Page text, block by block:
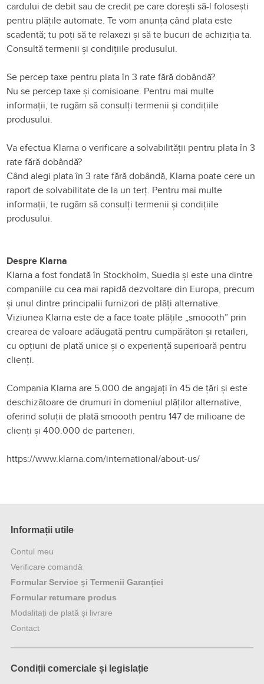
cardului de debit sau de credit pe care dorești să-l folosești
pentru plățile automate. Te vom anunța când plata este
scadentă; tu poți să te relaxezi și să te bucuri de achiziția ta.
Consultătermenii și condițiile produsului.
Se percep taxe pentru plata în 3 rate fără dobândă?
Nu se percep taxe și comisioane. Pentru mai multe
informații, te rugăm să consulți termenii șicondițiile
produsului.
Va efectua Klarna o verificare a solvabilității pentru plata în 3
rate fără dobândă?
Când alegi plata în 3 rate fără dobândă, Klarna poate cere un
raport de solvabilitate de la un terț. Pentru mai multe
informații, te rugăm să consulți termenii și condițiile
produsului.
Despre Klarna
Klarna a fost fondată în Stockholm, Suedia și este una dintre
companiile cu cea mai rapidă dezvoltare din Europa, precum
și unul dintre principalii furnizori de plăți alternative.
Viziunea Klarna este de a face toate plățile „smoooth” prin
crearea de valoare adăugată pentru cumpărători și retaileri,
cu opțiuni de plată unice și o experiență superioară pentru
clienți.
Compania Klarna are 5.000 de angajați în 45 de țări și este
deschizătoare de drumuri în domeniul plăților alternative,
oferind soluții de plată smoooth pentru 147 de milioane de
clienți și 400.000 de parteneri.
https://www.klarna.com/international/about-us/
Informații utile
Contul meu
Verificare comandă
Formular Service și Termenii Garanției
Formular returnare produs
Modalitați de plată și livrare
Contact
Condiții comerciale și legislație